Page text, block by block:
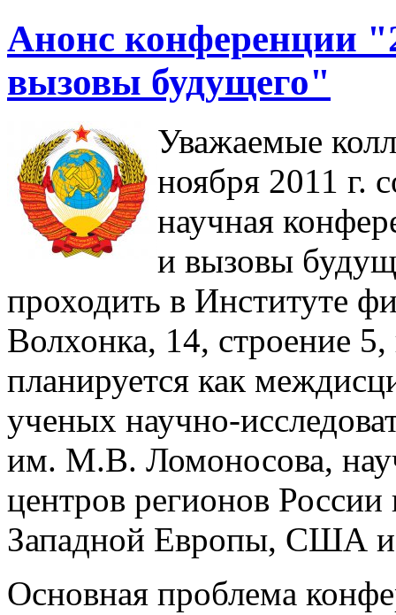
Анонс конференции
вызовы будущего"
Уважаемые
ноября 2011 г.
научная
и вызовы
проходить в Институте
Волхонка, 14, строение
планируется как
ученых научно-
им. М.В. Ломоносова,
центров регионов
Западной Европы, США
Основная проблема